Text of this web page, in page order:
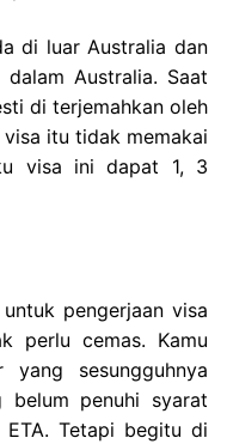
di luar Australia dan
Australia. Saat
di terjemahkan oleh
itu tidak memakai
visa ini dapat 1, 3
pengerjaan visa
perlu cemas. Kamu
sesungguhnya
belum penuhi syarat
Tetapi begitu di